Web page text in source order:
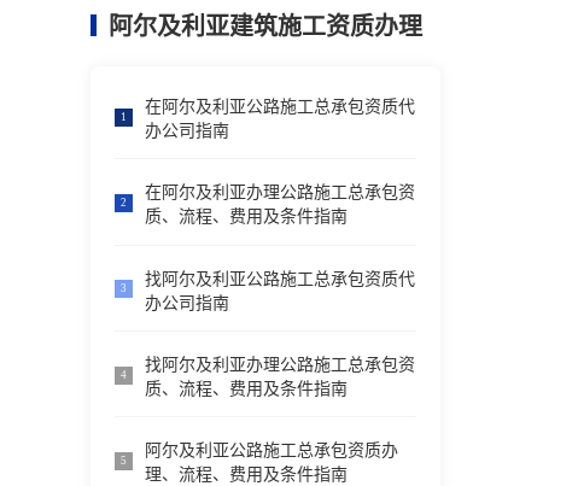
阿尔及利亚建筑施工资质办理
1
在阿尔及利亚公路施工总承包资质代
办公司指南
2
在阿尔及利亚办理公路施工总承包资
质、流程、费用及条件指南
3
找阿尔及利亚公路施工总承包资质代
办公司指南
4
找阿尔及利亚办理公路施工总承包资
质、流程、费用及条件指南
5
阿尔及利亚公路施工总承包资质办
理、流程、费用及条件指南